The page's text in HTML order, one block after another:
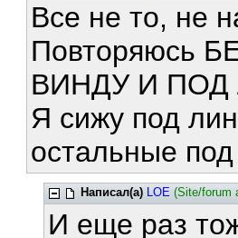
Все не то, не
Повторяюсь
ВИНДУ И ПОД
Я сижу под
остальные
Написал(а) LOE (Site/forum
И еще раз